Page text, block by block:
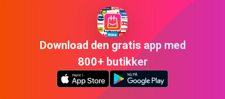
Download den gratis app med
800+ butikker